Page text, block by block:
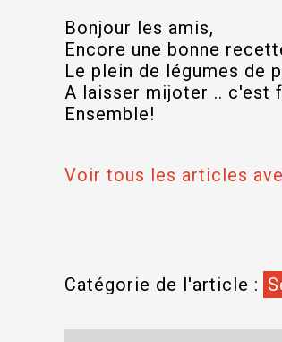
Bonjour les amis,
Encore une bonne
Le plein de légumes de
A laisser mijoter .. c'est
Ensemble!
Voir tous les articles
Catégorie de l'article :